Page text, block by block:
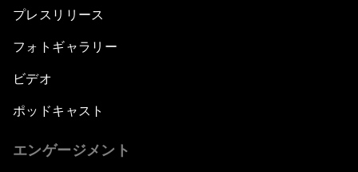
プレスリリース
フォトギャラリー
ビデオ
ポッドキャスト
エンゲージメント